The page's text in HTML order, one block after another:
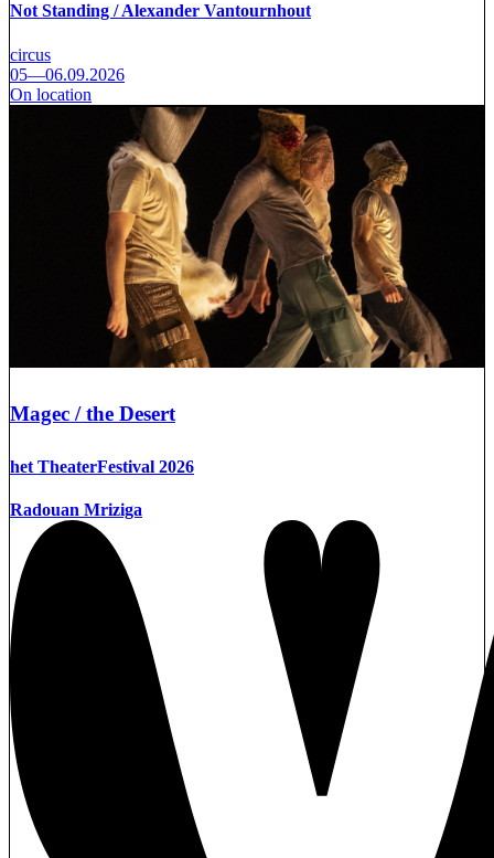
Not Standing / Alexander Vantournhout
circus
05—06.09.2026
On location
Magec / the Desert
het TheaterFestival 2026
Radouan Mriziga